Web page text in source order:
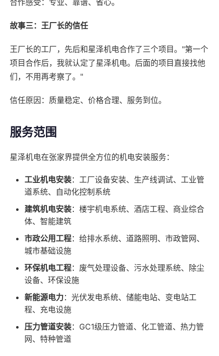
故事三：王厂长的信任
王厂长的工厂，先后和星泽机电合作了三个项目。"第一个
项目合作后，我就认定了星泽机电。后面的项目直接找他
们，不用再考察了。"
信任原因：质量稳定、价格合理、服务到位。
服务范围
星泽机电在张家界提供全方位的机电安装服务：
工业机电安装：工厂设备安装、生产线调试、工业管
道系统、自动化控制系统
建筑机电安装：楼宇机电系统、酒店工程、商业综合
体、智能建筑
市政公用工程：给排水系统、道路照明、市政管网、
城市基础设施
环保机电工程：废气处理设备、污水处理系统、除尘
设备、环保设施
新能源电力：光伏发电系统、储能电站、变电站工
程、充电设施
压力管道安装：GC1级压力管道、化工管道、热力管
网、特种管道